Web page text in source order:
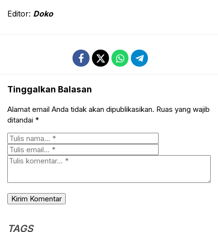
Editor: Doko
Tinggalkan Balasan
Alamat email Anda tidak akan dipublikasikan. Ruas yang wajib
ditandai *
TAGS